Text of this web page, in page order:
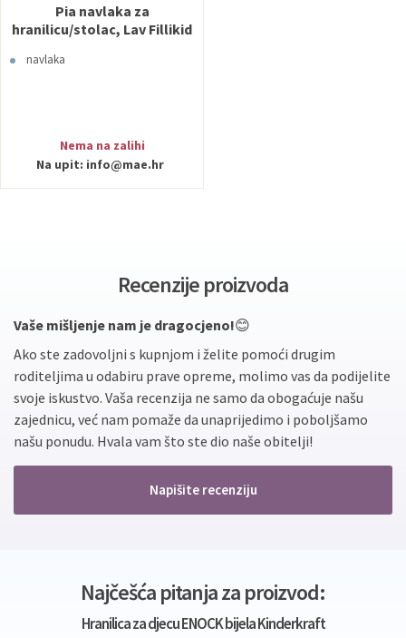
Pia navlaka za
hranilicu/stolac, Lav Fillikid
navlaka
Nema na zalihi
Na upit: info@mae.hr
Recenzije proizvoda
Vaše mišljenje nam je dragocjeno!😊
Ako ste zadovoljni s kupnjom i želite pomoći drugim
roditeljima u odabiru prave opreme, molimo vas da podijelite
svoje iskustvo. Vaša recenzija ne samo da obogaćuje našu
zajednicu, već nam pomaže da unaprijedimo i poboljšamo
našu ponudu. Hvala vam što ste dio naše obitelji!
Napišite recenziju
Najčešća pitanja za proizvod:
Hranilica za djecu ENOCK bijela Kinderkraft